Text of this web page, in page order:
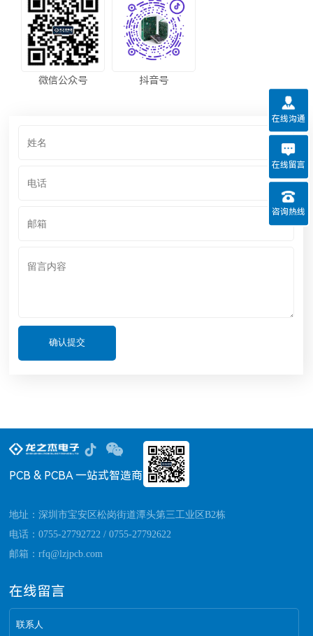
微信公众号 抖音号
PCB & PCBA 一站式智造商
地址：深圳市宝安区松岗街道潭头第三工业区B2栋
电话：0755-27792722 / 0755-27792622
邮箱：rfq@lzjpcb.com
在线留言
联系人
在线沟通
在线留言
咨询热线